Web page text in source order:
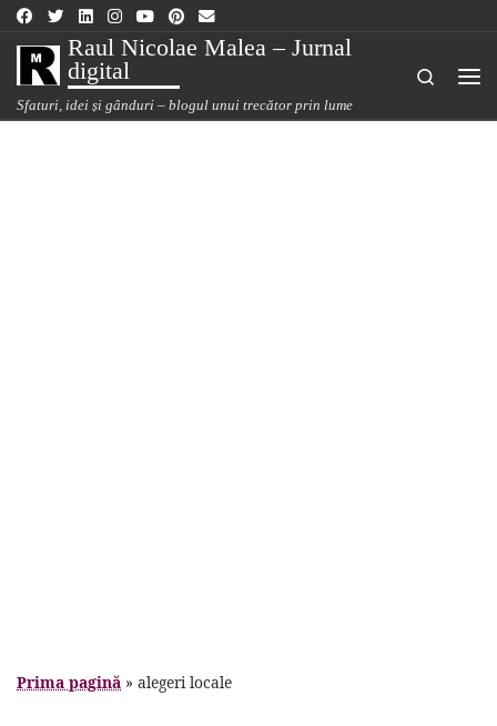
Raul Nicolae Malea – Jurnal
digital
Sfaturi, idei și gânduri – blogul unui trecător prin lume
Search
Prima pagină » alegeri locale